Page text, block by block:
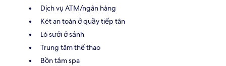
Dịch vụ ATM/ngân hàng
Két an toàn ở quầy tiếp tân
Lò sưởi ở sảnh
Trung tâm thể thao
Bồn tắm spa